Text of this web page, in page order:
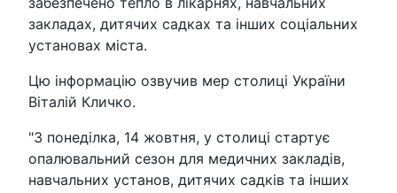
закладах, дитячих садках та інших соціальних
установах міста.
Цю інформацію озвучив мер столиці України
Віталій Кличко.
"З понеділка, 14 жовтня, у столиці стартує
опалювальний сезон для медичних закладів,
навчальних установ, дитячих садків та інших